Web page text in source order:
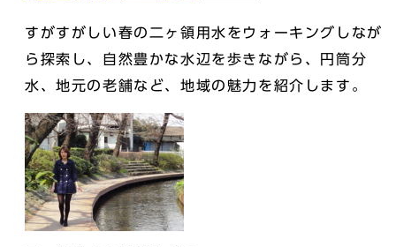
すがすがしい春の二ヶ領用水をウォーキングしなが
ら探索し、自然豊かな水辺を歩きながら、円筒分
水、地元の老舗など、地域の魅力を紹介します。